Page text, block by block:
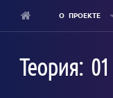
content
О ПРОЕКТЕ
Теория: